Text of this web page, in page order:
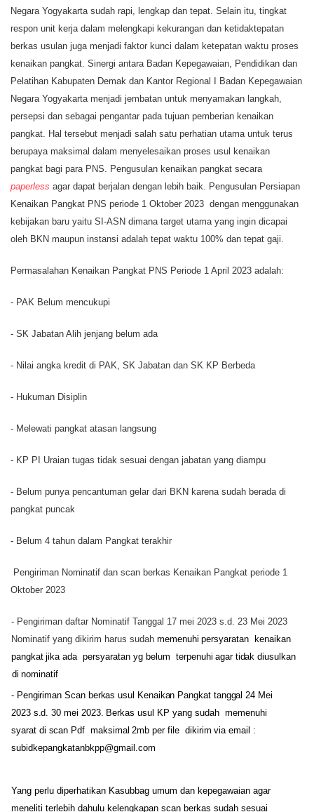
Negara Yogyakarta sudah rapi, lengkap dan tepat. Selain itu, tingkat
respon unit kerja dalam melengkapi kekurangan dan ketidaktepatan
berkas usulan juga menjadi faktor kunci dalam ketepatan waktu proses
kenaikan pangkat. Sinergi antara Badan Kepegawaian, Pendidikan dan
Pelatihan Kabupaten Demak dan Kantor Regional I Badan Kepegawaian
Negara Yogyakartamenjadi jembatan untuk menyamakan langkah,
persepsi dan sebagai pengantar pada tujuan pemberian kenaikan
pangkat. Hal tersebut menjadi salah satu perhatian utama untuk terus
berupaya maksimal dalam menyelesaikan proses usul kenaikan
pangkat bagi para PNS. Pengusulan kenaikan pangkat secara
paperless agar dapat berjalan dengan lebih baik. Pengusulan Persiapan
Kenaikan Pangkat PNS periode 1 Oktober 2023 dengan menggunakan
kebijakan baru yaitu SI-ASN dimana target utama yang ingin dicapai
oleh BKN maupun instansi adalah tepat waktu 100% dan tepat gaji.
Permasalahan Kenaikan Pangkat PNS Periode 1 April 2023 adalah:
- PAK Belum mencukupi
- SK Jabatan Alih jenjang belum ada
- Nilai angka kredit di PAK, SK Jabatan dan SK KP Berbeda
- Hukuman Disiplin
- Melewati pangkat atasan langsung
- KP PI Uraian tugas tidak sesuai dengan jabatan yang diampu
- Belum punya pencantuman gelar dari BKN karena sudah berada di
pangkat puncak
- Belum 4 tahun dalam Pangkat terakhir
Pengiriman Nominatif dan scan berkas Kenaikan Pangkat periode 1
Oktober 2023
- Pengiriman daftar Nominatif Tanggal 17 mei 2023 s.d. 23 Mei 2023
Nominatif yang dikirim harus sudah memenuhi persyaratan kenai kan
pangkat ji ka ada persyaratan yg belum terpenuhi agar tidak diusulkan
di nominatif
- Pengiriman Scan berkas usul Kenaikan Pangkat tanggal 24 Mei
2023 s.d. 30 mei 2023. Berkasusul KP yangsudah memenuhi
syarat di scan Pdf maksimal 2mb per fil e di kirim via emai :
subidkepangkatanbkpp@gmail.com
Yang perlu diperhatikan Kasubbag umum dan kepegawaian agar
meneliti terlebih dahulu kelengkapan scan berkas sudah sesuai